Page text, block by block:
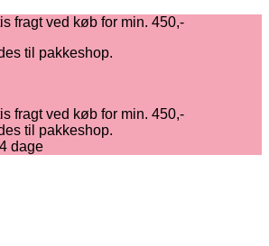
fragt ved køb for min. 450,-
til pakkeshop.
fragt ved køb for min. 450,-
til pakkeshop.
dage